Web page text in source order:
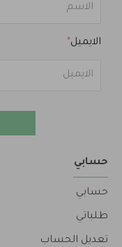
الايميل
حسابي
حسابي
طلباتي
تعديل الحساب